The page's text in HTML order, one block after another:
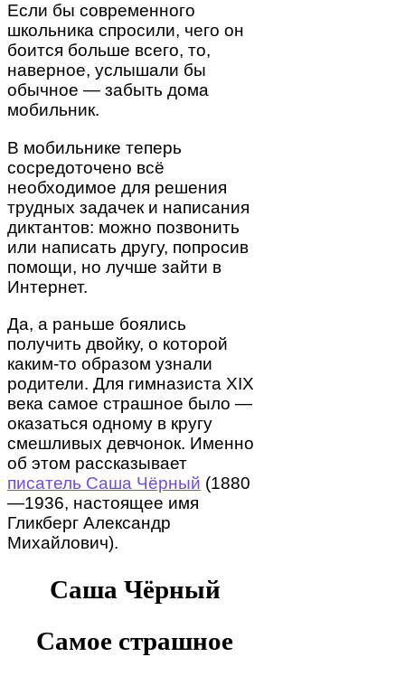
Если бы современного
школьника спросили, чего он
боится больше всего, то,
наверное, услышали бы
обычное — забыть дома
мобильник.
В мобильнике теперь
сосредоточено всё
необходимое для решения
трудных задачек и написания
диктантов: можно позвонить
или написать другу, попросив
помощи, но лучше зайти в
Интернет.
Да, а раньше боялись
получить двойку, о которой
каким-то образом узнали
родители. Для гимназиста XIX
века самое страшное было —
оказаться одному в кругу
смешливых девчонок. Именно
об этом рассказывает
писатель Саша Чёрный (1880
—1936, настоящее имя
Гликберг Александр
Михайлович).
Саша Чёрный
Самое страшное